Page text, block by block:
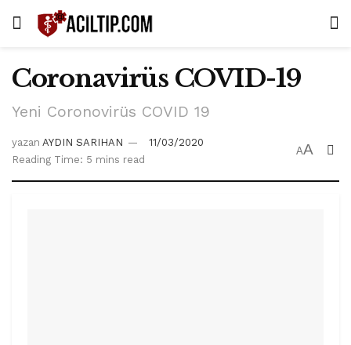
Coronavirüs COVID-19
Yeni Coronovirüs COVID 19
yazan AYDIN SARIHAN
11/03/2020
Reading Time: 5 mins read
AA